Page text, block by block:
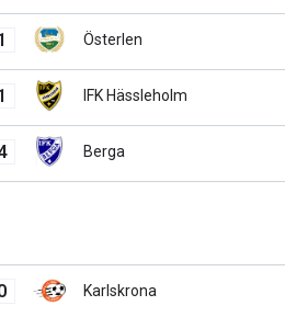
Österlen
IFK Hässleholm
Berga
Karlskrona